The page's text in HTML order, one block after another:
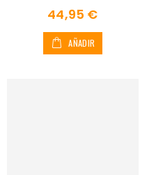
44,95 €
AÑADIR